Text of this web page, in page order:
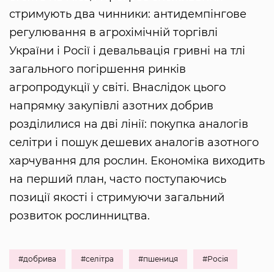
стримують два чинники: антидемпінгове
регулювання в агрохімічній торгівлі
України і Росії і девальвація гривні на тлі
загального погіршення ринків
агропродукції у світі. Внаслідок цього
напрямку закупівлі азотних добрив
розділилися на дві лінії: покупка аналогів
селітри і пошук дешевих аналогів азотного
харчування для рослин. Економіка виходить
на перший план, часто поступаючись
позиції якості і стримуючи загальний
розвиток рослинництва.
#добрива #селітра #пшениця #Росія